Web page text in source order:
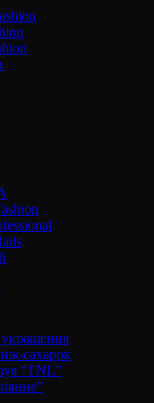
сахарок
“TNL”